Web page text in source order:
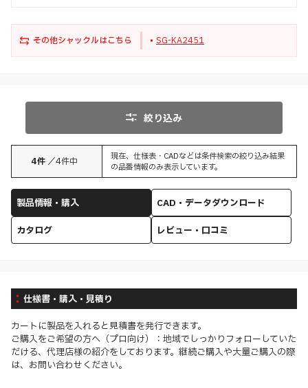
その他シャックルはこちら SG-KA2451
絞り込み
4件 ／4件中
現在、仕様表・CADなどは条件検索の絞り込み結果
の品番情報のみ表示しています。
製品情報・購入
CAD・データダウンロード
カタログ
レビュー・口コミ
仕様書・購入・見積り
カートに製品を入れると見積書を発行できます。
ご購入をご希望の方へ（プロ向け）：地域でしっかりフォローしていた
だける、代理店様の紹介をしております。継続ご購入や大量ご購入の際
は、お問い合わせください。